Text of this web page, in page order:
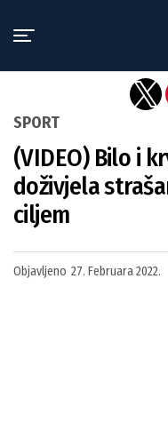
SPORT
(VIDEO) Bilo i
doživjela
ciljem
Objavljeno 27. Februara 2022.